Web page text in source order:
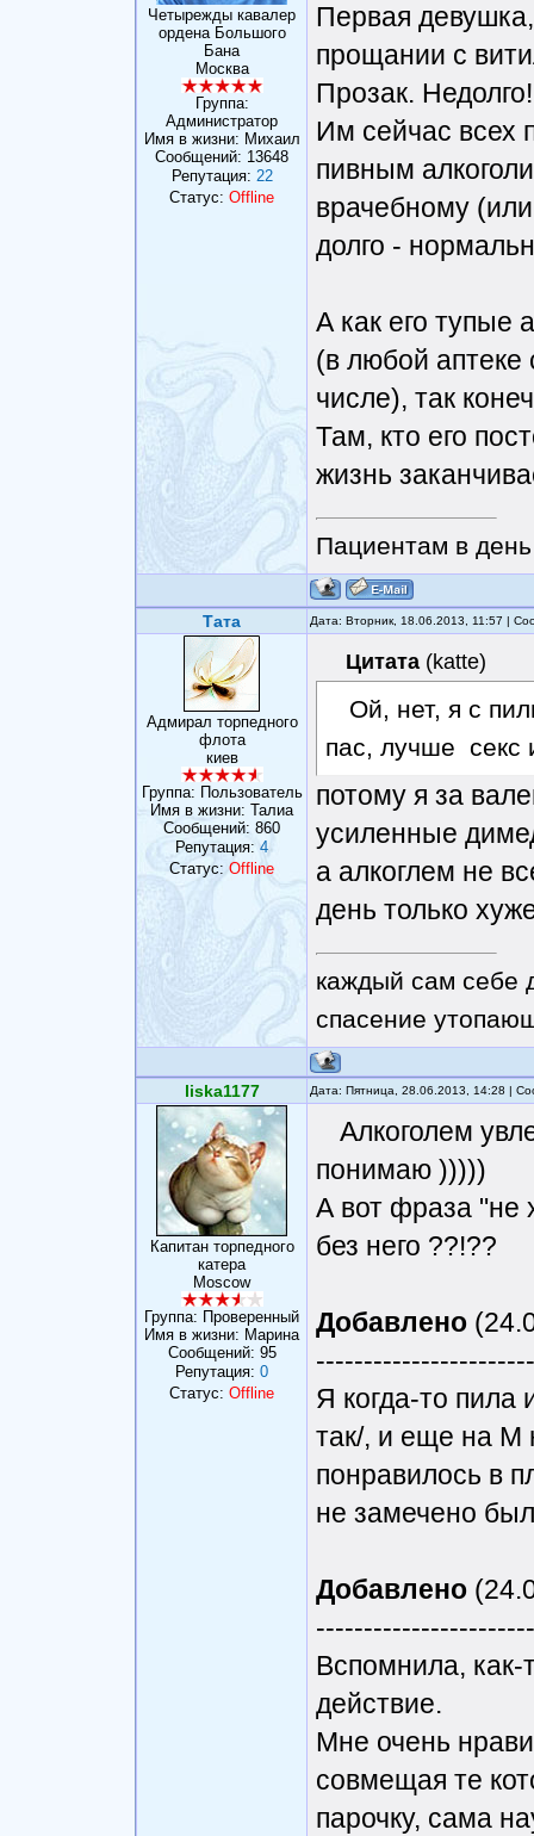
Четырежды кавалер
ордена Большого
Бана
Москва
Группа:
Администратор
Имя в жизни: Михаил
Сообщений: 13648
Репутация: 22
Статус: Offline
Первая
прощании с
Прозак.
Им сейчас всех
пивным
врачебному
долго -
А как его тупые
(в любой аптеке
числе), так
Там, кто его
жизнь
Пациентам в
Тата Дата: Вторник, 18.06.2013, 11:57 |
Адмирал торпедного
флота
киев
Группа: Пользователь
Имя в жизни: Талиа
Сообщений: 860
Репутация: 4
Статус: Offline
Цитата (katte)
Ой, нет, я с
пас, лучше секс
потому я за
усиленные
а алкоглем не
день только
каждый сам себе
спасение
liska1177 Дата: Пятница, 28.06.2013, 14:28 |
Капитан торпедного
катера
Moscow
Группа: Проверенный
Имя в жизни: Марина
Сообщений: 95
Репутация: 0
Статус: Offline
Алкоголем
понимаю )))))
А вот фраза "не
без него ??!??
Добавлено
Я когда-то пила
так/, и еще на М
понравилось в
не замечено
Добавлено
Вспомнила, как-
действие.
Мне очень
совмещая те
парочку, сама